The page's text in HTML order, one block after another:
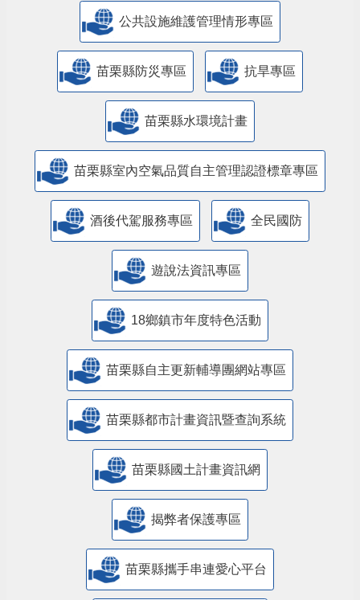
​公共設施維護管理情形專區
苗栗縣防災專區 抗旱專區
苗栗縣水環境計畫
苗栗縣室內空氣品質自主管理認證標章專區
酒後代駕服務專區 全民國防
遊說法資訊專區
18鄉鎮市年度特色活動
苗栗縣自主更新輔導團網站專區
苗栗縣都市計畫資訊暨查詢系統
苗栗縣國土計畫資訊網
揭弊者保護專區
苗栗縣攜手串連愛心平台